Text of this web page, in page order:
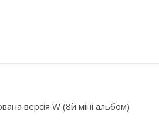
версія W (8й міні альбом)